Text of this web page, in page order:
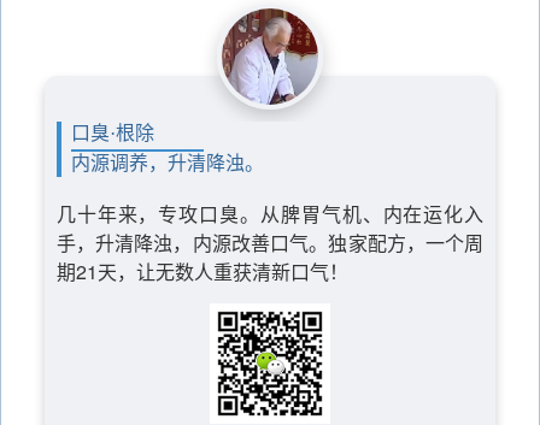
口臭·根除
内源调养，升清降浊。
几十年来，专攻口臭。从脾胃气机、内在运化入
手，升清降浊，内源改善口气。独家配方，一个周
期21天，让无数人重获清新口气！